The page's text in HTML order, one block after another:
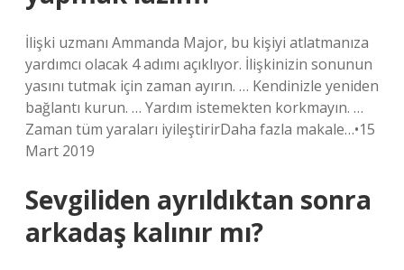
İlişki uzmanı Ammanda Major, bu kişiyi atlatmanıza
yardımcı olacak 4 adımı açıklıyor. İlişkinizin sonunun
yasını tutmak için zaman ayırın. … Kendinizle yeniden
bağlantı kurun. … Yardım istemekten korkmayın. …
Zaman tüm yaraları iyileştirirDaha fazla makale…•15
Mart 2019
Sevgiliden ayrıldıktan sonra
arkadaş kalınır mı?